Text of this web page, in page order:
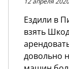
Ездили в
взять
довольно